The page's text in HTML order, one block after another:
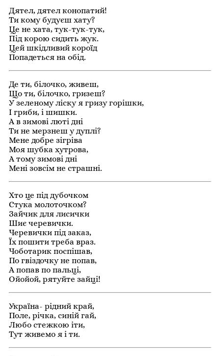
Дятел, дятел конопатий!
Ти кому будуєш хату?
Це не хата, тук-тук-тук,
Під корою сидить жук.
Цей шкідливий короїд
Попадеться на обід.
Де ти, білочко, живеш,
Що ти, білочко, гризеш?
У зеленому ліску я гризу горішки,
І гриби, і шишки.
А в зимові люті дні
Ти не мерзнеш у дуплі?
Мене добре зігріва
Моя шубка хутрова,
А тому зимові дні
Мені зовсім не страшні.
Хто це під дубочком
Стука молоточком?
Зайчик для лисички
Шиє черевички.
Черевички під заказ,
Їх пошити треба враз.
Чоботарик поспішав,
По гвіздочку не попав,
А попав по пальці,
Ойойой, рятуйте зайці!
Україна- рідний край,
Поле, річка, синій гай,
Любо стежкою іти,
Тут живемо я і ти.